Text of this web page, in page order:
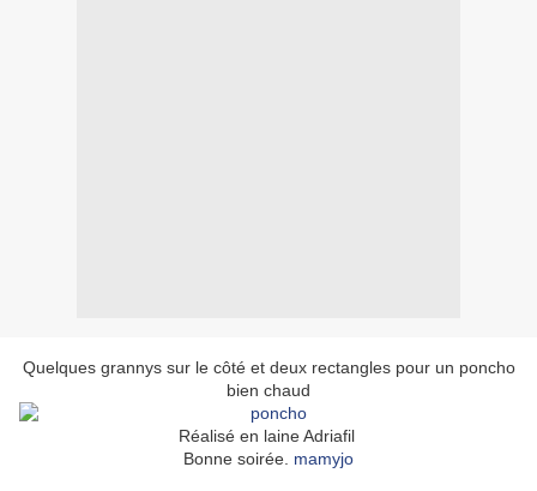
Quelques grannys sur le côté et deux rectangles pour un poncho
bien chaud
Réalisé en laine Adriafil
Bonne soirée. mamyjo